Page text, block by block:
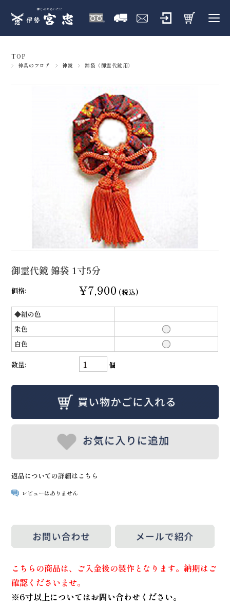
TOP
神具のフロア 神鏡 錦袋（御霊代鏡用）
御霊代鏡 錦袋 1寸5分
価格: ¥7,900 (税込)
◆紐の色
朱色
白色
数量: 個
返品についての詳細はこちら
レビューはありません
こちらの商品は、ご入金後の製作となります。納期はご
確認くださいませ。
※6寸以上についてはお問い合わせください。